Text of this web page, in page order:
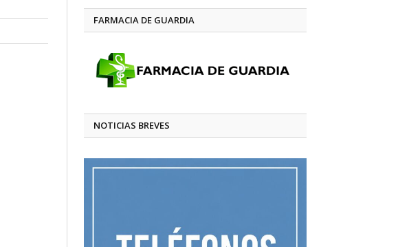
FARMACIA DE GUARDIA
NOTICIAS BREVES